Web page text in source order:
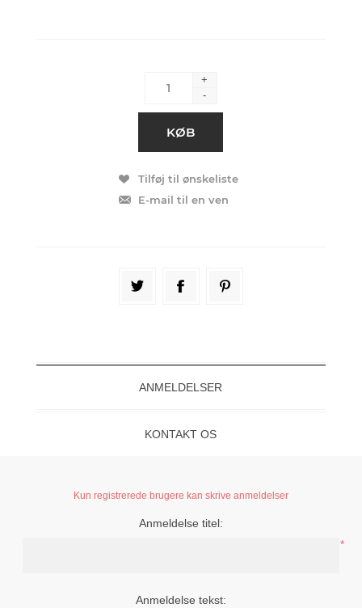
+
-
ANMELDELSER
KONTAKT OS
Kun registrerede brugere kan skrive anmeldelser
Anmeldelse titel:
*
Anmeldelse tekst: